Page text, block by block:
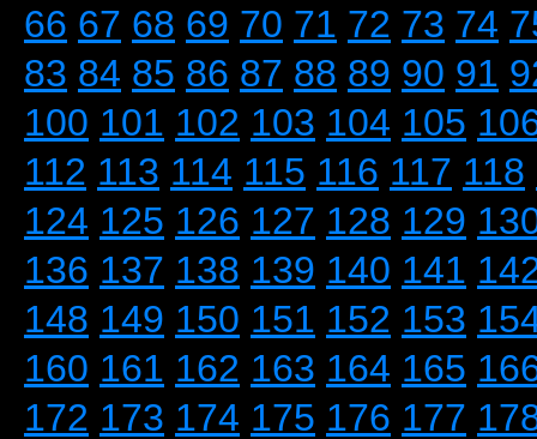
66 67 68 69 70 71 72 73 74
83 84 85 86 87 88 89 90 91
100 101 102 103 104 105
112 113 114 115 116 117 118
124 125 126 127 128 129
136 137 138 139 140 141
148 149 150 151 152 153
160 161 162 163 164 165
172 173 174 175 176 177